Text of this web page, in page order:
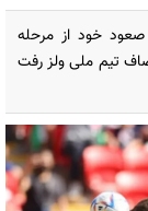
خود از مرحله
تیم ملی ولز رفت